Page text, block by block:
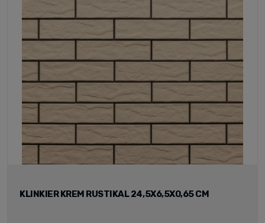
KLINKIER KREM RUSTIKAL 24,5X6,5X0,65 CM